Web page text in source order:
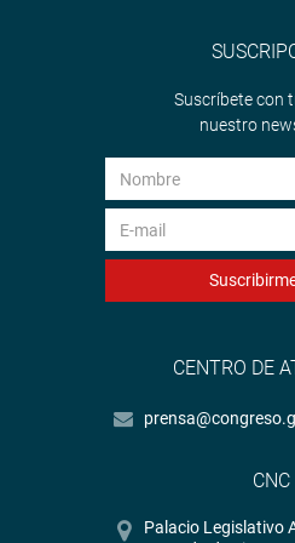
Suscríbete con
nuestro
CENTRO DE
CNC
Palacio Legislativo